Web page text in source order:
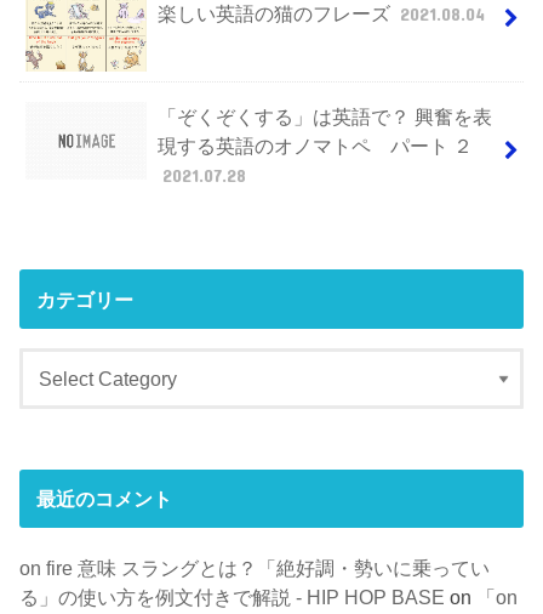
楽しい英語の猫のフレーズ 2021.08.04
「ぞくぞくする」は英語で？ 興奮を表
現する英語のオノマトペ パート ２
2021.07.28
カテゴリー
最近のコメント
on fire 意味 スラングとは？「絶好調・勢いに乗ってい
る」の使い方を例文付きで解説 - HIP HOP BASE on
「on